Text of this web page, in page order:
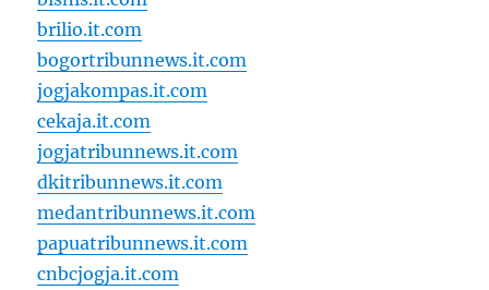
brilio.it.com
bogortribunnews.it.com
jogjakompas.it.com
cekaja.it.com
jogjatribunnews.it.com
dkitribunnews.it.com
medantribunnews.it.com
papuatribunnews.it.com
cnbcjogja.it.com